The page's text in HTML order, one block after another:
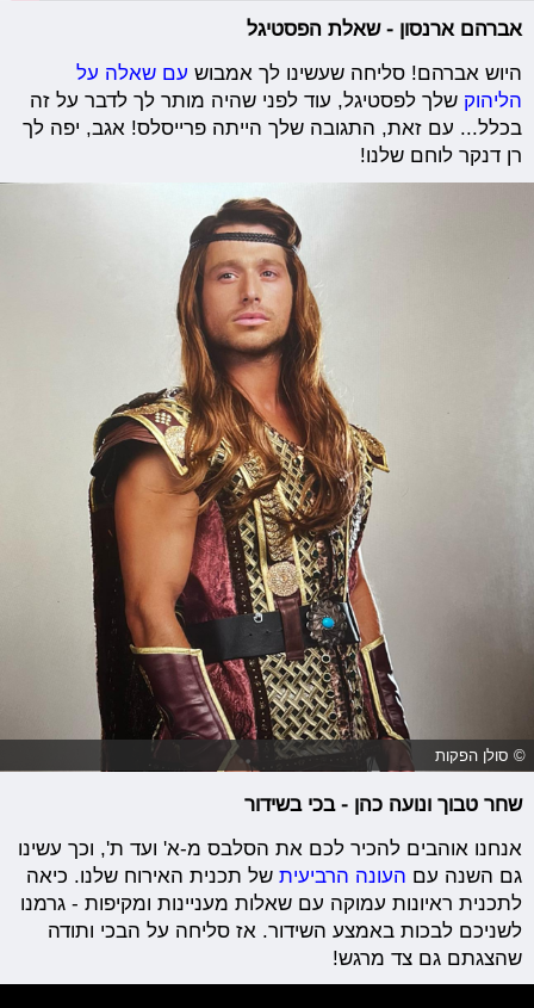
אברהם ארנסון - שאלת הפסטיגל
היוש אברהם! סליחה שעשינו לך אמבוש עם שאלה על
הליהוקשלך לפסטיגל, עוד לפני שהיה מותר לך לדבר על זה
בכלל... עם זאת, התגובה שלך הייתה פרייסלס! אגב, יפה לך
רן דנקר לוחם שלנו!
© סולן הפקות
שחר טבוך ונועה כהן - בכי בשידור
אנחנו אוהבים להכיר לכם את הסלבס מ-א' ועד ת', וכך עשינו
גם השנה עם העונה הרביעית של תכנית האירוח שלנו. כיאה
לתכנית ראיונות עמוקה עם שאלות מעניינות ומקיפות - גרמנו
לשניכם לבכות באמצע השידור. אז סליחה על הבכי ותודה
שהצגתם גם צד מרגש!